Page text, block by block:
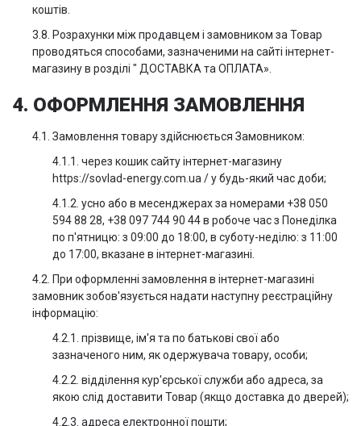
коштів.
3.8. Розрахунки між продавцем і замовником за Товар
проводяться способами, зазначеними на сайті інтернет-
магазину в розділі " ДОСТАВКА та ОПЛАТА».
4. ОФОРМЛЕННЯ ЗАМОВЛЕННЯ
4.1. Замовлення товару здійснюється Замовником:
4.1.1. через кошик сайту інтернет-магазину
https://sovlad-energy.com.ua / у будь-який час доби;
4.1.2. усно або в месенджерах за номерами +38 050
594 88 28, +38 097 744 90 44 в робоче час з Понеділка
по п'ятницю: з 09:00 до 18:00, в суботу-неділю: з 11:00
до 17:00, вказане в інтернет-магазині.
4.2. При оформленні замовлення в інтернет-магазині
замовник зобов'язується надати наступну реєстраційну
інформацію:
4.2.1. прізвище, ім'я та по батькові свої або
зазначеного ним, як одержувача товару, особи;
4.2.2. відділення кур'єрської служби або адреса, за
якою слід доставити Товар (якщо доставка до дверей);
4.2.3. адреса електронної пошти;